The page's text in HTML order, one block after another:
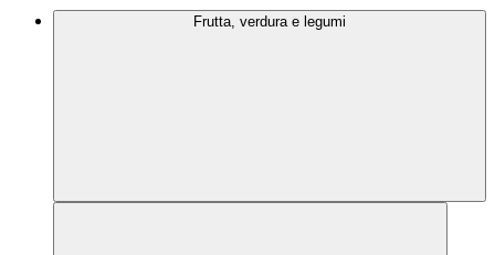
Frutta, verdura e legumi